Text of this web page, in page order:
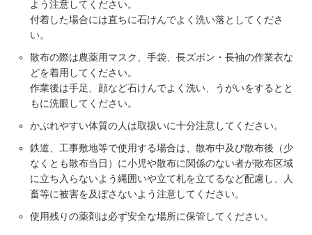
よう注意してください。
付着した場合には直ちに石けんでよく洗い落としてくださ
い。
散布の際は農薬用マスク、手袋、長ズボン・長袖の作業衣な
どを着用してください。
作業後は手足、顔など石けんでよく洗い、うがいをするとと
もに洗眼してください。
かぶれやすい体質の人は取扱いに十分注意してください。
鉄道、工事敷地等で使用する場合は、散布中及び散布後（少
なくとも散布当日）に小児や散布に関係のない者が散布区域
に立ち入らないよう縄囲いや立て札を立てるなど配慮し、人
畜等に被害を及ぼさないよう注意してください。
使用残りの薬剤は必ず安全な場所に保管してください。